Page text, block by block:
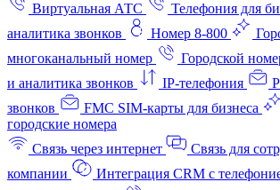
Виртуальная АТС
Телефония для
аналитика звонков
Номер 8-800
многоканальный номер
Городской
и аналитика звонков
IP-телефония
звонков
FMC SIM-карты для бизнеса
городские номера
Связь через интернет
Связь для
компании
Интеграция CRM с